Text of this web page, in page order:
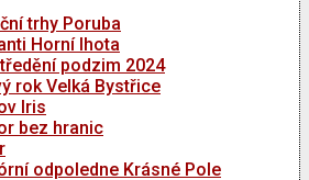
trhy Poruba
Horní lhota
podzim 2024
rok Velká Bystřice
Iris
bez hranic
odpoledne Krásné Pole